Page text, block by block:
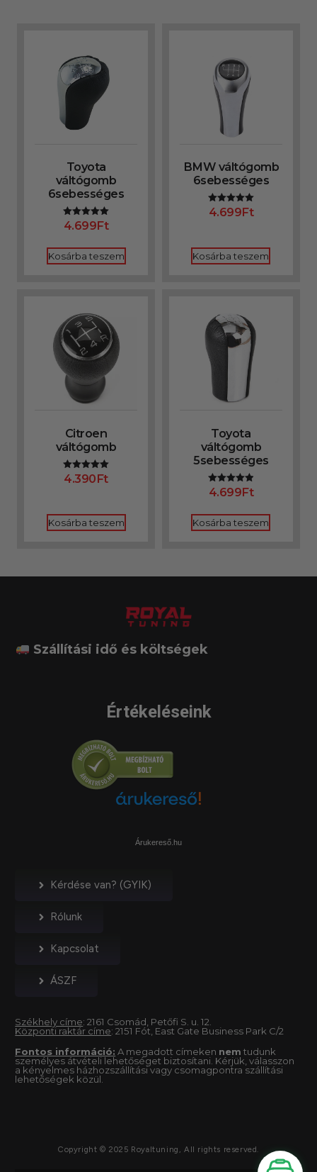
Toyota
váltógomb
6sebességes
Értékelés:
5.00
4.699Ft
Kosárba teszem
BMW váltógomb
6sebességes
Értékelés:
5.00
4.699Ft
Kosárba teszem
Citroen
váltógomb
Értékelés:
5.00
4.390Ft
Kosárba teszem
Toyota
váltógomb
5sebességes
Értékelés:
4.91
4.699Ft
Kosárba teszem
Szállítási idő és költségek
Értékeléseink
Árukereső.hu
Kérdése van? (GYIK)
Rólunk
Kapcsolat
ÁSZF
Székhely címe: 2161 Csomád, Petőfi S. u. 12.
Központi raktár címe: 2151 Fót, East Gate Business Park C/2
Fontos információ: A megadott címeken nem tudunk
személyes átvételi lehetőséget biztosítani. Kérjük, válasszon
a kényelmes házhozszállítási vagy csomagpontra szállítási
lehetőségek közül.
Copyright © 2025 Royaltuning, All rights reserved.